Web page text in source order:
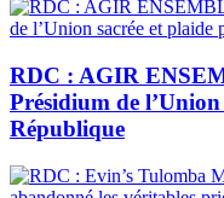
RDC : AGIR
Présidium de
République